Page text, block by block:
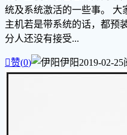
统及系统激活的一些事。 大
主机若是带系统的话，都预
分人还没有接受...
赞(0) 伊阳2019-02-25